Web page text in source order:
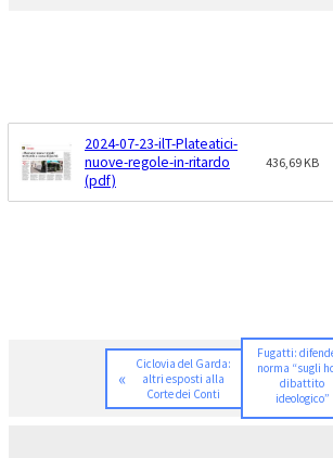
2024-07-23-ilT-Plateatici-
nuove-regole-in-ritardo
(pdf)
436,69 KB
«
Ciclovia del Garda:
altri esposti alla
Corte dei Conti
Fugatti:
norma “sugli
dibattito
ideologico”